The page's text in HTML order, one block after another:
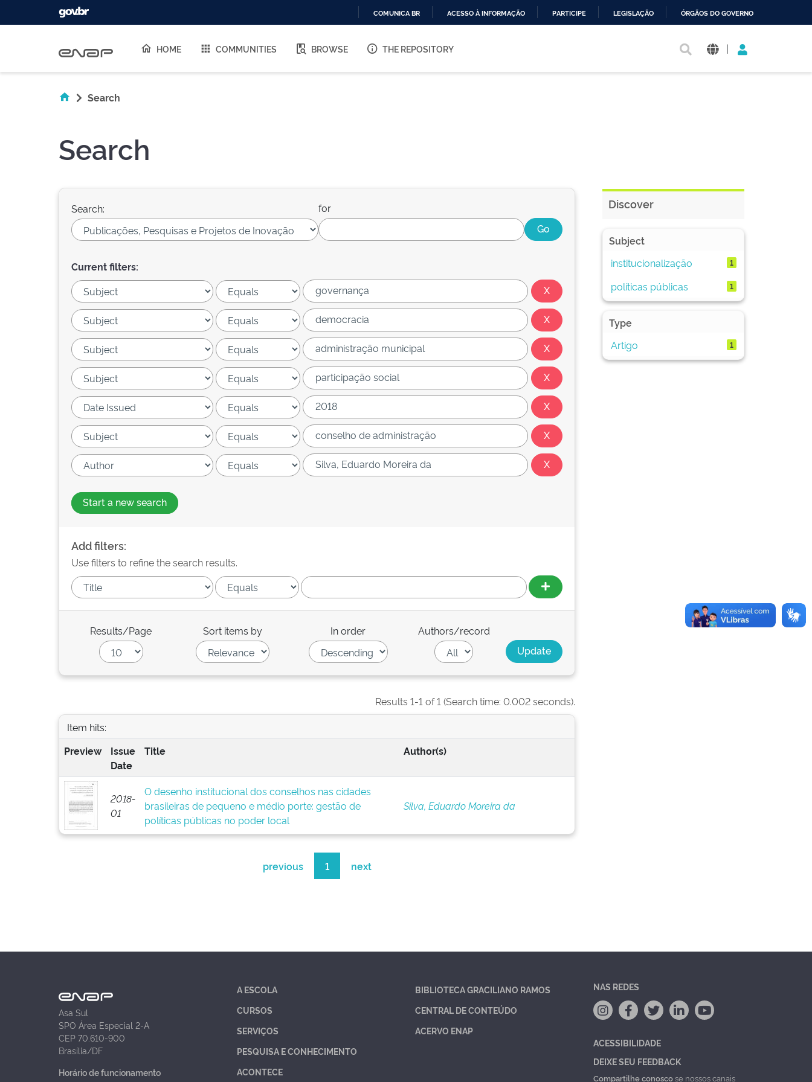
O
COMUNICA BR ACESSO À INFORMAÇÃO PARTICIPE LEGISLAÇÃO ÓRGÃOS DO GOVERNO
HOME COMMUNITIES BROWSE THE REPOSITORY |
Search
Search
Search: for
Current filters:
Start a new search
Add filters:
Use filters to refine the search results.
Results/Page Sort items by In order Authors/record
Results 1-1 of 1 (Search time: 0.002 seconds).
Item hits:
Preview
Issue
Date
Title Author(s)
2018-
01
O desenho institucional dos conselhos nas cidades
brasileiras de pequeno e médio porte: gestão de
políticas públicas no poder local
Silva, Eduardo Moreira da
previous 1 next
Discover
Subject
institucionalização
1
políticas públicas 1
Type
Artigo
1
Asa Sul
SPO Área Especial 2-A
CEP 70.610-900
Brasília/DF
Horário de funcionamento
A ESCOLA
CURSOS
SERVIÇOS
PESQUISA E CONHECIMENTO
ACONTECE
BIBLIOTECA GRACILIANO RAMOS
CENTRAL DE CONTEÚDO
ACERVO ENAP
NAS REDES
ACESSIBILIDADE
DEIXE SEU FEEDBACK
Compartilhe conoscose nossos canais